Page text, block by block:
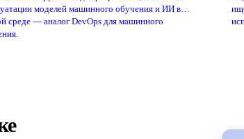
моделей машинного обучения и ИИ в
среде — аналог DevOps для машинного